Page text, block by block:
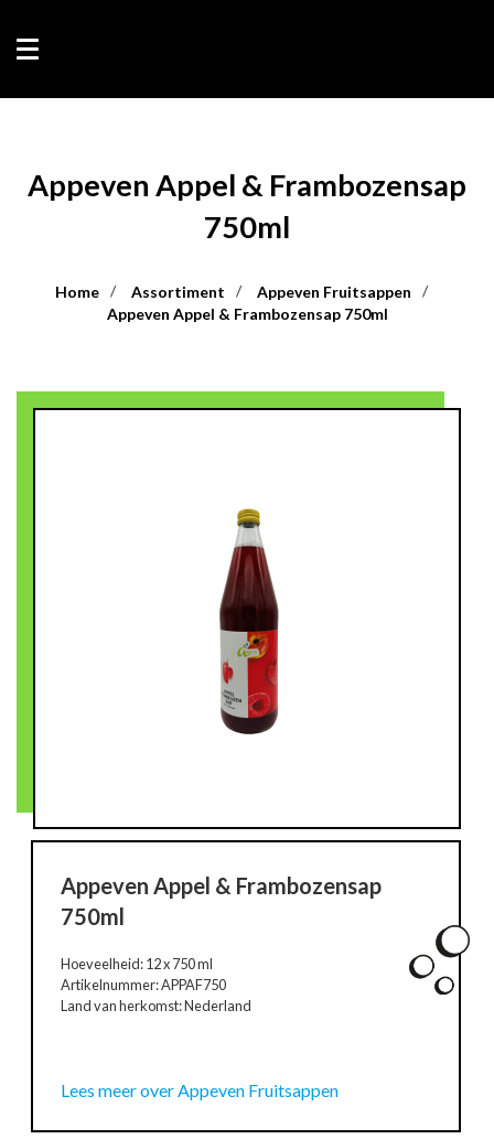
Appeven Appel & Frambozensap
750ml
Home Assortiment
Appeven Fruitsappen
Appeven Appel & Frambozensap 750ml
Appeven Appel & Frambozensap
750ml
Hoeveelheid: 12 x 750 ml
Artikelnummer: APPAF750
Land van herkomst: Nederland
Lees meer over Appeven Fruitsappen